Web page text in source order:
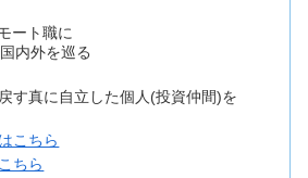
ート職に
内外を巡る
す真に自立した個人(投資仲間)を
こちら
ちら